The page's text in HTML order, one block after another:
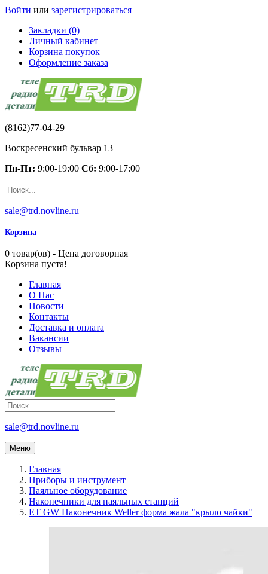
Войти или зарегистрироваться
Закладки (0)
Личный кабинет
Корзина покупок
Оформление заказа
(8162)77-04-29
Воскресенский бульвар 13
Пн-Пт: 9:00-19:00 Сб: 9:00-17:00
sale@trd.novline.ru
Корзина
0 товар(ов) - Цена договорная
Корзина пуста!
Главная
О Нас
Новости
Контакты
Доставка и оплата
Вакансии
Отзывы
sale@trd.novline.ru
Меню
Главная
Приборы и инструмент
Паяльное оборудование
Наконечники для паяльных станций
ET GW Наконечник Weller форма жала "крыло чайки"